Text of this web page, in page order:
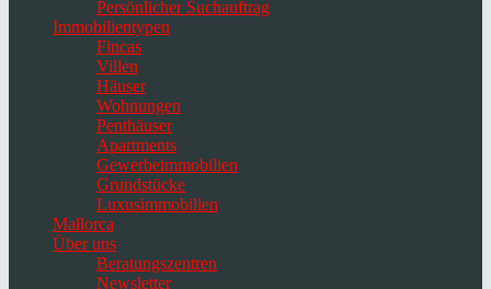
Persönlicher Suchauftrag
Immobilientypen
Fincas
Villen
Häuser
Wohnungen
Penthäuser
Apartments
Gewerbeimmobilien
Grundstücke
Luxusimmobilien
Mallorca
Über uns
Beratungszentren
Newsletter